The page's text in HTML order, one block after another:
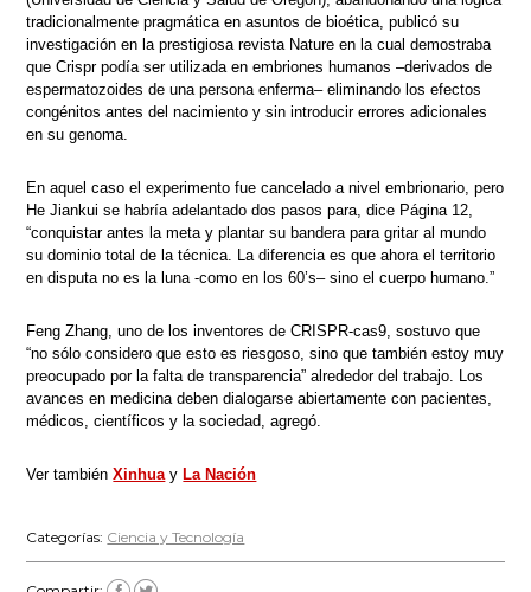
tradicionalmente pragmática en asuntos de bioética, publicó su
investigación en la prestigiosa revista Nature en la cual demostraba
que Crispr podía ser utilizada en embriones humanos –derivados de
espermatozoides de una persona enferma– eliminando los efectos
congénitos antes del nacimiento y sin introducir errores adicionales
en su genoma.
En aquel caso el experimento fue cancelado a nivel embrionario, pero
He Jiankui se habría adelantado dos pasos para, dice Página 12,
“conquistar antes la meta y plantar su bandera para gritar al mundo
su dominio total de la técnica. La diferencia es que ahora el territorio
en disputa no es la luna -como en los 60’s– sino el cuerpo humano.”
Feng Zhang, uno de los inventores de CRISPR-cas9, sostuvo que
“no sólo considero que esto es riesgoso, sino que también estoy muy
preocupado por la falta de transparencia” alrededor del trabajo. Los
avances en medicina deben dialogarse abiertamente con pacientes,
médicos, científicos y la sociedad, agregó.
Ver tambiénXinhua y La Nación
Categorías: Ciencia y Tecnología